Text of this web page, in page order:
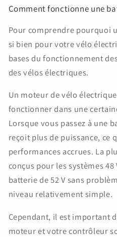
Comment fonctionne une
Pour comprendre pourquoi
si bien pour votre vélo
bases du fonctionnement
des vélos électriques.
Un moteur de vélo
fonctionner dans une
Lorsque vous passez à une
reçoit plus de puissance, ce
performances accrues. La
conçus pour les systèmes
batterie de 52 V sans
niveau relativement simple.
Cependant, il est important
moteur et votre contrôleur